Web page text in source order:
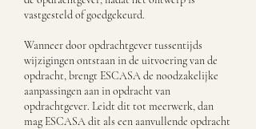
vastgesteld of goedgekeurd.
Wanneer door opdrachtgever tussentijds
wijzigingen ontstaan in de uitvoering van de
opdracht, brengt ESCASA de noodzakelijke
aanpassingen aan in opdracht van
opdrachtgever. Leidt dit tot meerwerk, dan
mag ESCASA dit als een aanvullende opdracht